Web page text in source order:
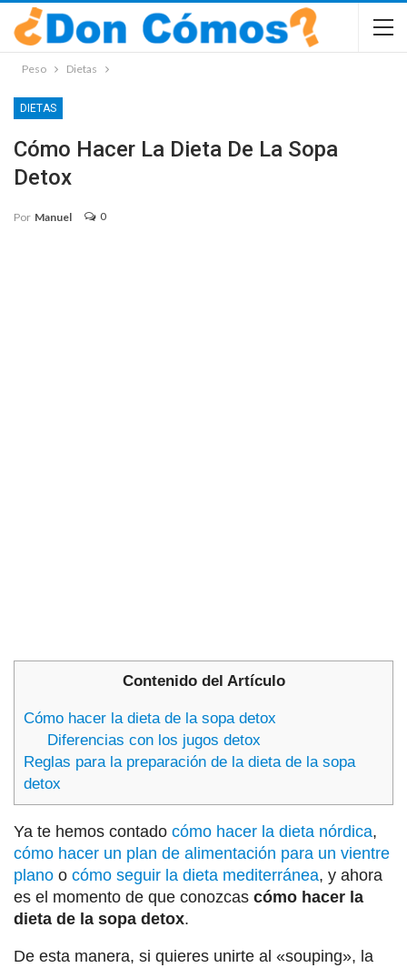
Peso Dietas
DIETAS
Cómo Hacer La Dieta De La Sopa
Detox
Por Manuel 0
Contenido del Artículo
Cómo hacer la dieta de la sopa detox
Diferencias con los jugos detox
Reglas para la preparación de la dieta de la sopa
detox
Ya te hemos contado cómo hacer la dieta nórdica,
cómo hacer un plan de alimentación para un vientre
plano o cómo seguir la dieta mediterránea, y ahora
es el momento de que conozcas cómo hacer la
dieta de la sopa detox.
De esta manera, si quieres unirte al «souping», la